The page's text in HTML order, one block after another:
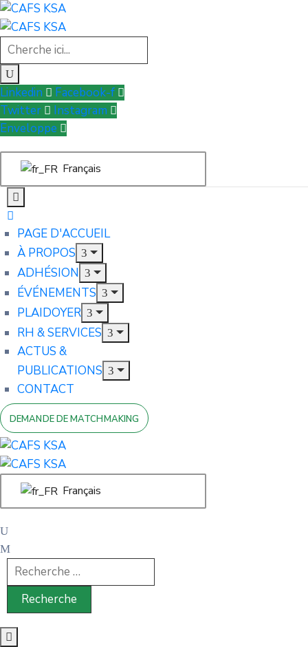
Linkedin
Facebook-f
Twitter
Instagram
Enveloppe
Français
PAGE D'ACCUEIL
À PROPOS
ADHÉSION
ÉVÉNEMENTS
PLAIDOYER
RH & SERVICES
ACTUS &
PUBLICATIONS
CONTACT
DEMANDE DE MATCHMAKING
Français